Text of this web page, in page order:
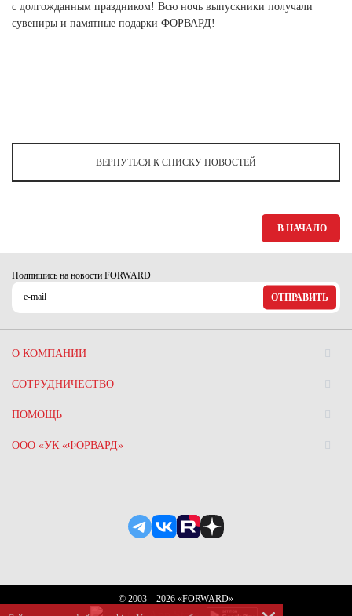
с долгожданным праздником! Всю ночь выпускники получали
сувениры и памятные подарки ФОРВАРД!
ВЕРНУТЬСЯ К СПИСКУ НОВОСТЕЙ
В НАЧАЛО
Подпишись на новости FORWARD
ОТПРАВИТЬ
О КОМПАНИИ
СОТРУДНИЧЕСТВО
ПОМОЩЬ
ООО «УК «ФОРВАРД»
© 2003—2026 «FORWARD»